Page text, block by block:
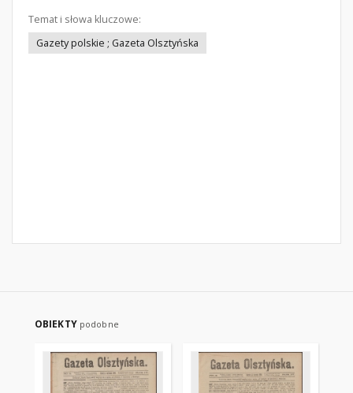
Temat i słowa kluczowe:
Gazety polskie ; Gazeta Olsztyńska
OBIEKTY podobne